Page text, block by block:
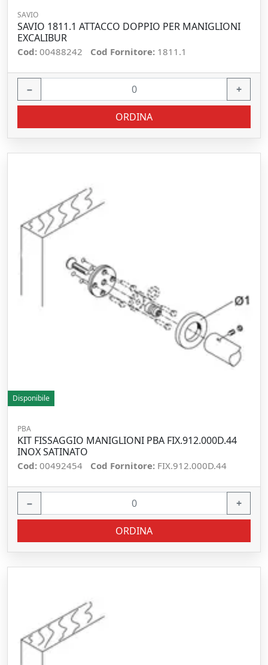
SAVIO
SAVIO 1811.1 ATTACCO DOPPIO PER MANIGLIONI
EXCALIBUR
Cod: 00488242 Cod Fornitore: 1811.1
− +
ORDINA
Disponibile
PBA
KIT FISSAGGIO MANIGLIONI PBA FIX.912.000D.44
INOX SATINATO
Cod: 00492454 Cod Fornitore: FIX.912.000D.44
− +
ORDINA